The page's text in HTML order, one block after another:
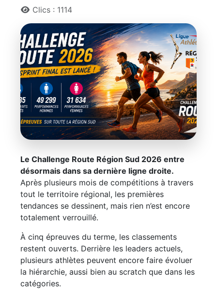
Clics : 1114
CHALLENGE ROUTE RÉGION SUD 2026
Le sprint final est lancé
À cinq épreuves de la fin, les classements entrent
dans leur phase décisive.
Le Challenge Route Région Sud 2026 entre
désormais dans sa dernière ligne droite.
Après plusieurs mois de compétitions à travers
tout le territoire régional, les premières
tendances se dessinent, mais rien n’est encore
totalement verrouillé.
À cinq épreuves du terme, les classements
restent ouverts. Derrière les leaders actuels,
plusieurs athlètes peuvent encore faire évoluer
la hiérarchie, aussi bien au scratch que dans les
catégories.